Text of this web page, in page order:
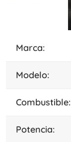
marca:
modelo:
combustible:
potencia: